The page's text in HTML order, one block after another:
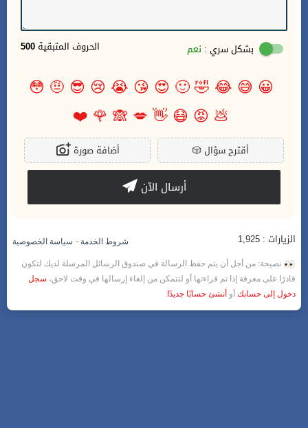
500 الحروف المتبقية بشكل سري : نعم
😀
😅
😂
🤣
🙂
😍
😘
😭
😢
😎
🤨
😳
💩
😡
😷
👋
💋
🙈
🌹
❤️
🎲أقترح سؤال أضافة صورة
أرسال الآن
الزيارات : 1,925 شروط الخدمة - سياسة الخصوصية
نصيحة: من أجل أن يتم حفظ الرسالة في صندوق الرسائل المرسلة لديك لتكون
قادرًا على معرفة إذا تم قراءتها أو لتتمكن من إلغاء إرسالها في وقت لاحق، سجل
دخول إلى حسابك أو أنشئ حسابًا جديدًا .